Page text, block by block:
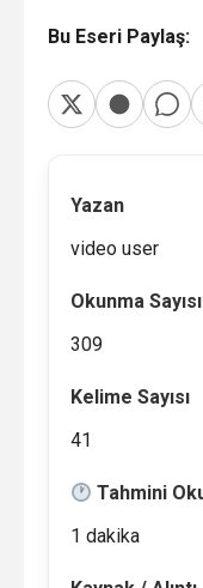
Bu Eseri Paylaş:
Yazan
video user
Okunma Sayısı
309
Kelime Sayısı
41
Tahmini
1 dakika